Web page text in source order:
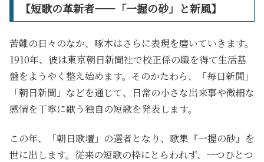
【短歌の革新者――「一握の砂」と新風】
苦難の日々のなか、啄木はさらに表現を磨いていきます。
1910年、彼は東京朝日新聞社で校正係の職を得て生活基
盤をようやく整え始めます。そのかたわら、「毎日新聞」
「朝日新聞」などを通じて、日常の小さな出来事や微細な
感情を丁寧に歌う独自の短歌を発表します。
この年、「朝日歌壇」の選者となり、歌集『一握の砂』を
世に出します。従来の短歌の枠にとらわれず、一つひとつ